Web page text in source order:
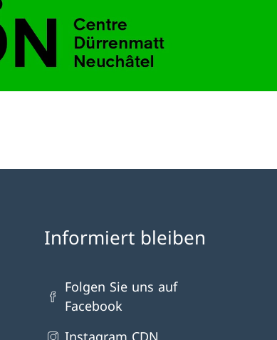
Informiert bleiben
Folgen Sie uns auf
Facebook